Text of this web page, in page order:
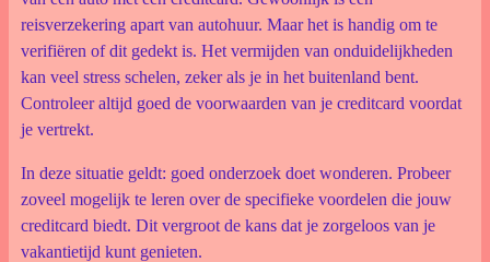
reisverzekering apart van autohuur. Maar het is handig om te
verifiëren of dit gedekt is. Het vermijden van onduidelijkheden
kan veel stress schelen, zeker als je in het buitenland bent.
Controleer altijd goed de voorwaarden van je creditcard voordat
je vertrekt.
In deze situatie geldt: goed onderzoek doet wonderen. Probeer
zoveel mogelijk te leren over de specifieke voordelen die jouw
creditcard biedt. Dit vergroot de kans dat je zorgeloos van je
vakantietijd kunt genieten.